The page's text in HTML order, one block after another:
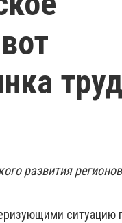
развития
ситуацию